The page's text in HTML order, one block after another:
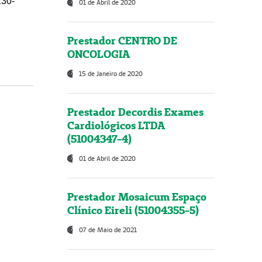
01 de Abril de 2020
Prestador CENTRO DE
ONCOLOGIA
15 de Janeiro de 2020
Prestador Decordis Exames
Cardiológicos LTDA
(51004347-4)
01 de Abril de 2020
Prestador Mosaicum Espaço
Clínico Eireli (51004355-5)
07 de Maio de 2021